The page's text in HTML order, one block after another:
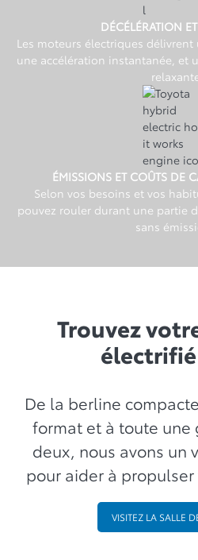
DÉCÉLÉRATION
Les moteurs électriques
une accélération instantanée, et
ÉMISSIONS ET COÛTS DE
Selon vos besoins et vos
pouvez rouler durant une partie
sans
Trouvez
De la berline
format et à toute une
deux, nous avons un
pour aider à
VISITEZ LA SALLE